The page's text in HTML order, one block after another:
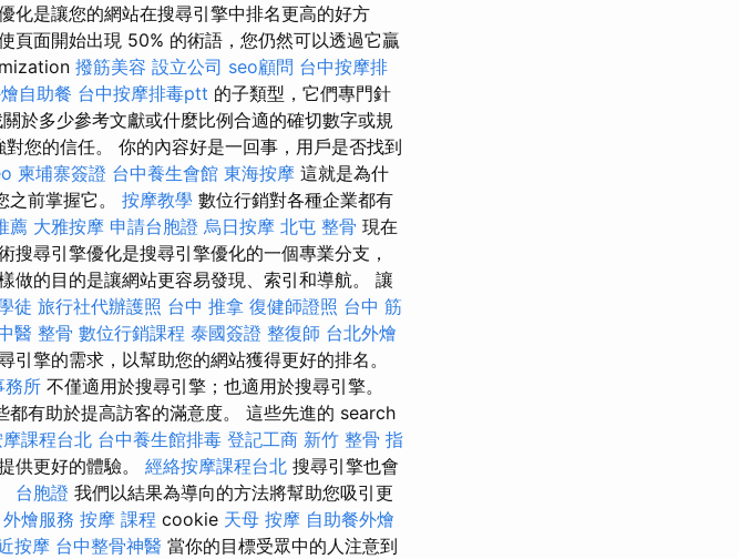
化是讓您的網站在搜尋引擎中排名更高的好方
頁面開始出現 50% 的術語，您仍然可以透過它贏
撥筋美容 設立公司 seo顧問 台中按摩排
自助餐 台中按摩排毒ptt 的子類型，它們專門針
於多少參考文獻或什麼比例合適的確切數字或規
您的信任。 你的內容好是一回事，用戶是否找到
柬埔寨簽證 台中養生會館 東海按摩 這就是為什
前掌握它。 按摩教學 數位行銷對各種企業都有
薦 大雅按摩 申請台胞證 烏日按摩 北屯 整骨 現在
尋引擎優化是搜尋引擎優化的一個專業分支，
做的目的是讓網站更容易發現、索引和導航。 讓
徒 旅行社代辦護照 台中 推拿 復健師證照 台中 筋
醫 整骨 數位行銷課程 泰國簽證 整復師 台北外燴
擎的需求，以幫助您的網站獲得更好的排名。
務所 不僅適用於搜尋引擎；也適用於搜尋引擎。
有助於提高訪客的滿意度。 這些先進的 search
課程台北 台中養生館排毒 登記工商 新竹 整骨 指
供更好的體驗。 經絡按摩課程台北 搜尋引擎也會
台胞證 我們以結果為導向的方法將幫助您吸引更
外燴服務 按摩 課程 cookie 天母 按摩 自助餐外燴
按摩 台中整骨神醫 當你的目標受眾中的人注意到